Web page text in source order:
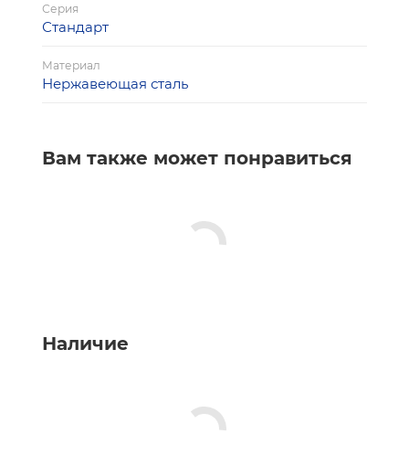
Серия
Стандарт
Материал
Нержавеющая сталь
Вам также может понравиться
Наличие